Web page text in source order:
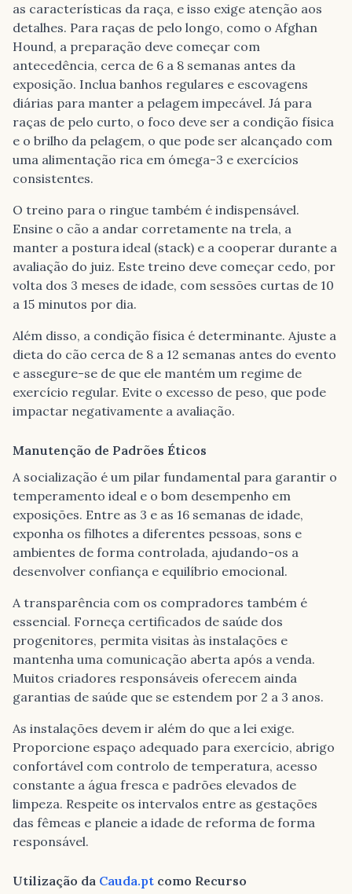
as características da raça, e isso exige atenção aos
detalhes. Para raças de pelo longo, como o Afghan
Hound, a preparação deve começar com
antecedência, cerca de 6 a 8 semanas antes da
exposição. Inclua banhos regulares e escovagens
diárias para manter a pelagem impecável. Já para
raças de pelo curto, o foco deve ser a condição física
e o brilho da pelagem, o que pode ser alcançado com
uma alimentação rica em ómega-3 e exercícios
consistentes.
O treino para o ringue também é indispensável.
Ensine o cão a andar corretamente na trela, a
manter a postura ideal (stack) e a cooperar durante a
avaliação do juiz. Este treino deve começar cedo, por
volta dos 3 meses de idade, com sessões curtas de 10
a 15 minutos por dia.
Além disso, a condição física é determinante. Ajuste a
dieta do cão cerca de 8 a 12 semanas antes do evento
e assegure-se de que ele mantém um regime de
exercício regular. Evite o excesso de peso, que pode
impactar negativamente a avaliação.
Manutenção de Padrões Éticos
A socialização é um pilar fundamental para garantir o
temperamento ideal e o bom desempenho em
exposições. Entre as 3 e as 16 semanas de idade,
exponha os filhotes a diferentes pessoas, sons e
ambientes de forma controlada, ajudando-os a
desenvolver confiança e equilíbrio emocional.
A transparência com os compradores também é
essencial. Forneça certificados de saúde dos
progenitores, permita visitas às instalações e
mantenha uma comunicação aberta após a venda.
Muitos criadores responsáveis oferecem ainda
garantias de saúde que se estendem por 2 a 3 anos.
As instalações devem ir além do que a lei exige.
Proporcione espaço adequado para exercício, abrigo
confortável com controlo de temperatura, acesso
constante a água fresca e padrões elevados de
limpeza. Respeite os intervalos entre as gestações
das fêmeas e planeie a idade de reforma de forma
responsável.
Utilização da Cauda.pt como Recurso